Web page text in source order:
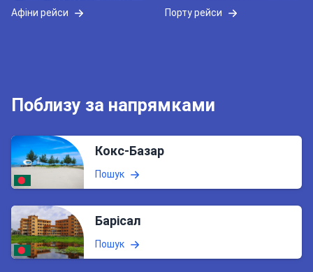
Афіни рейси Порту рейси
Поблизу за напрямками
Кокс-Базар
Пошук
Барісал
Пошук